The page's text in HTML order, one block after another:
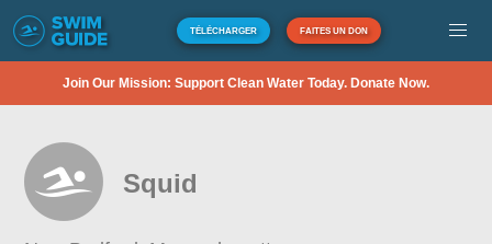
TÉLÉCHARGER FAITES UN DON
Join Our Mission: Support Clean Water Today. Donate Now.
Squid